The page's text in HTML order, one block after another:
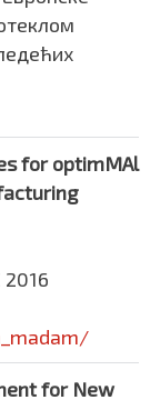
for optimMAl
2016
for New